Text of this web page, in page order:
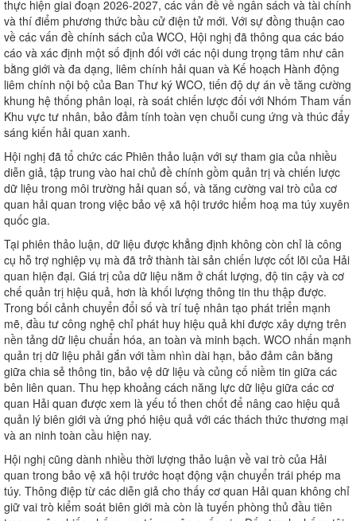
thực hiện giai đoạn 2026-2027, các vấn đề về ngân sách và tài chính
và thí điểm phương thức bầu cử điện tử mới. Với sự đồng thuận cao
về các vấn đề chính sách của WCO, Hội nghị đã thông qua các báo
cáo và xác định một số định đối với các nội dung trọng tâm như cân
bằng giới và đa dạng, liêm chính hải quan và Kế hoạch Hành động
liêm chính nội bộ của Ban Thư ký WCO, tiến độ dự án về tăng cường
khung hệ thống phân loại, rà soát chiến lược đối với Nhóm Tham vấn
Khu vực tư nhân, bảo đảm tính toàn vẹn chuỗi cung ứng và thúc đẩy
sáng kiến hải quan xanh.
Hội nghị đã tổ chức các Phiên thảo luận với sự tham gia của nhiều
diễn giả, tập trung vào hai chủ đề chính gồm quản trị và chiến lược
dữ liệu trong môi trường hải quan số, và tăng cường vai trò của cơ
quan hải quan trong việc bảo vệ xã hội trước hiểm hoạ ma túy xuyên
quốc gia.
Tại phiên thảo luận, dữ liệu được khẳng định không còn chỉ là công
cụ hỗ trợ nghiệp vụ mà đã trở thành tài sản chiến lược cốt lõi của Hải
quan hiện đại. Giá trị của dữ liệu nằm ở chất lượng, độ tin cậy và cơ
chế quản trị hiệu quả, hơn là khối lượng thông tin thu thập được.
Trong bối cảnh chuyển đổi số và trí tuệ nhân tạo phát triển mạnh
mẽ, đầu tư công nghệ chỉ phát huy hiệu quả khi được xây dựng trên
nền tảng dữ liệu chuẩn hóa, an toàn và minh bạch. WCO nhấn mạnh
quản trị dữ liệu phải gắn với tầm nhìn dài hạn, bảo đảm cân bằng
giữa chia sẻ thông tin, bảo vệ dữ liệu và củng cố niềm tin giữa các
bên liên quan. Thu hẹp khoảng cách năng lực dữ liệu giữa các cơ
quan Hải quan được xem là yếu tố then chốt để nâng cao hiệu quả
quản lý biên giới và ứng phó hiệu quả với các thách thức thương mại
và an ninh toàn cầu hiện nay.
Hội nghị cũng dành nhiều thời lượng thảo luận về vai trò của Hải
quan trong bảo vệ xã hội trước hoạt động vận chuyển trái phép ma
túy. Thông điệp từ các diễn giả cho thấy cơ quan Hải quan không chỉ
giữ vai trò kiểm soát biên giới mà còn là tuyến phòng thủ đầu tiên